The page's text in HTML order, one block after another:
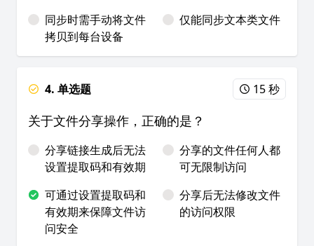
同步时需手动将文件
拷贝到每台设备
仅能同步文本类文件
4. 单选题 15 秒
关于文件分享操作，正确的是？
分享链接生成后无法
设置提取码和有效期
分享的文件任何人都
可无限制访问
可通过设置提取码和
有效期来保障文件访
问安全
分享后无法修改文件
的访问权限